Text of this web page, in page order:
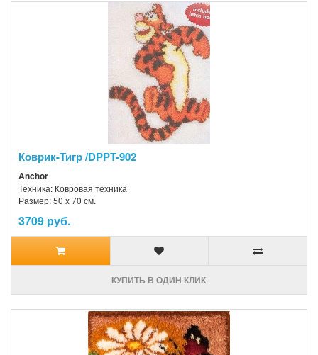
Коврик-Тигр /DPPT-902
Anchor
Техника: Ковровая техника
Размер: 50 x 70 см.
3709 руб.
КУПИТЬ В ОДИН КЛИК